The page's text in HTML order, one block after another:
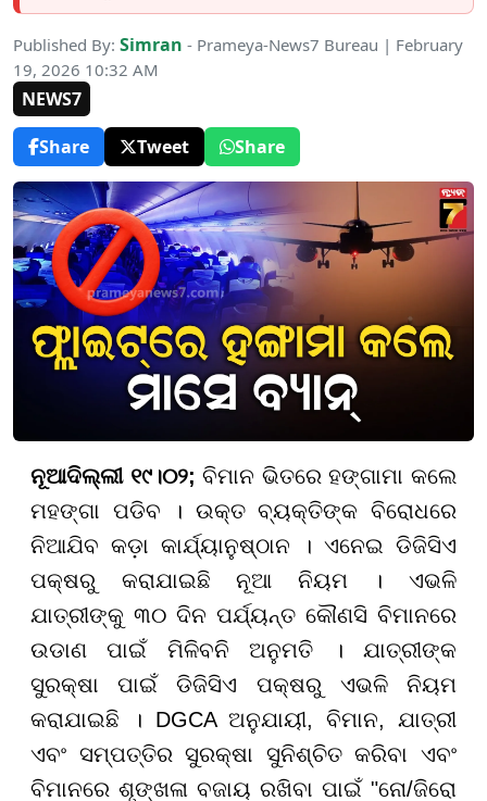
Published By: Simran - Prameya-News7 Bureau | February
19, 2026 10:32 AM
NEWS7
Share
Tweet Share
ନୂଆଦିଲ୍ଲୀ ୧୯।୦୨; ବିମାନ ଭିତରେ ହଙ୍ଗାମା କଲେ
ମହଙ୍ଗା ପଡିବ । ଉକ୍ତ ବ୍ୟକ୍ତିଙ୍କ ବିରୋଧରେ
ନିଆଯିବ କଡ଼ା କାର୍ଯ୍ୟାନୁଷ୍ଠାନ । ଏନେଇ ଡିଜିସିଏ
ପକ୍ଷରୁ କରାଯାଇଛି ନୂଆ ନିୟମ । ଏଭଳି
ଯାତ୍ରୀଙ୍କୁ ୩୦ ଦିନ ପର୍ଯ୍ୟନ୍ତ କୌଣସି ବିମାନରେ
ଉଡାଣ ପାଇଁ ମିଳିବନି ଅନୁମତି । ଯାତ୍ରୀଙ୍କ
ସୁରକ୍ଷା ପାଇଁ ଡିଜିସିଏ ପକ୍ଷରୁ ଏଭଳି ନିୟମ
କରାଯାଇଛି । DGCA ଅନୁଯାୟୀ, ବିମାନ, ଯାତ୍ରୀ
ଏବଂ ସମ୍ପତ୍ତିର ସୁରକ୍ଷା ସୁନିଶ୍ଚିତ କରିବା ଏବଂ
ବିମାନରେ ଶୃଙ୍ଖଳା ବଜାୟ ରଖିବା ପାଇଁ "ନୋ/ଜିରୋ